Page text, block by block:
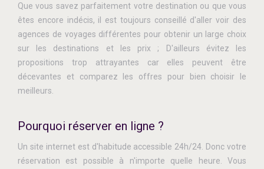
Que vous savez parfaitement votre destination ou que vous
êtes encore indécis, il est toujours conseillé d'aller voir des
agences de voyages différentes pour obtenir un large choix
sur les destinations et les prix ; D'ailleurs évitez les
propositions trop attrayantes car elles peuvent être
décevantes et comparez les offres pour bien choisir le
meilleurs.
Pourquoi réserver en ligne ?
Un site internet est d'habitude accessible 24h/24. Donc votre
réservation est possible à n'importe quelle heure. Vous